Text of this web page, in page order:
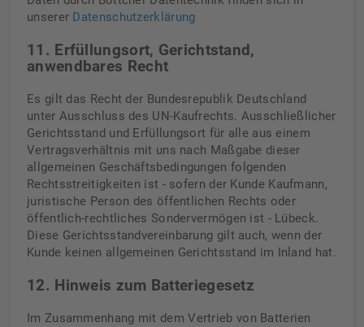
unserer Datenschutzerklärung
11. Erfüllungsort, Gerichtstand,
anwendbares Recht
Es gilt das Recht der Bundesrepublik Deutschland
unter Ausschluss des UN-Kaufrechts. Ausschließlicher
Gerichtsstand und Erfüllungsort für alle aus einem
Vertragsverhältnis mit uns nach Maßgabe dieser
allgemeinen Geschäftsbedingungen folgenden
Rechtsstreitigkeiten ist - sofern der Kunde Kaufmann,
juristische Person des öffentlichen Rechts oder
öffentlich-rechtliches Sondervermögen ist - Lübeck.
Diese Gerichtsstandvereinbarung gilt auch, wenn der
Kunde keinen allgemeinen Gerichtsstand im Inland hat.
12. Hinweis zum Batteriegesetz
Im Zusammenhang mit dem Vertrieb von Batterien